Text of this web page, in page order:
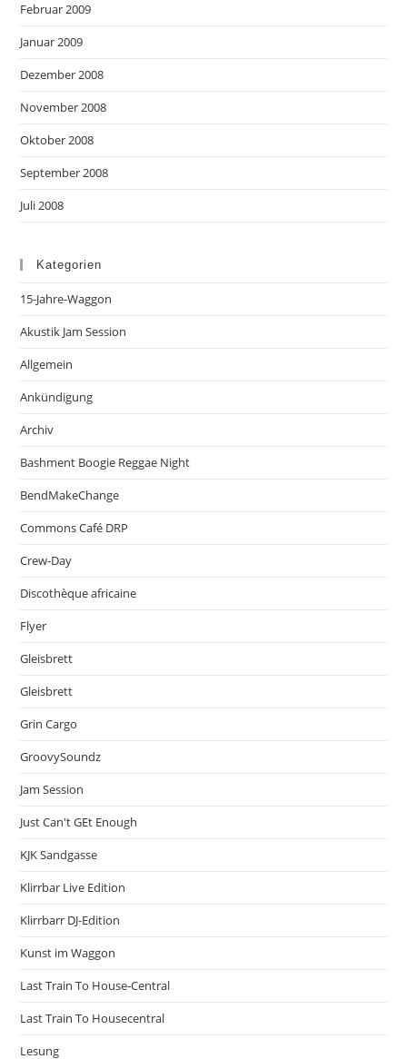
Februar 2009
Januar 2009
Dezember 2008
November 2008
Oktober 2008
September 2008
Juli 2008
Kategorien
15-Jahre-Waggon
Akustik Jam Session
Allgemein
Ankündigung
Archiv
Bashment Boogie Reggae Night
BendMakeChange
Commons Café DRP
Crew-Day
Discothèque africaine
Flyer
Gleisbrett
Gleisbrett
Grin Cargo
GroovySoundz
Jam Session
Just Can't GEt Enough
KJK Sandgasse
Klirrbar Live Edition
Klirrbarr DJ-Edition
Kunst im Waggon
Last Train To House-Central
Last Train To Housecentral
Lesung